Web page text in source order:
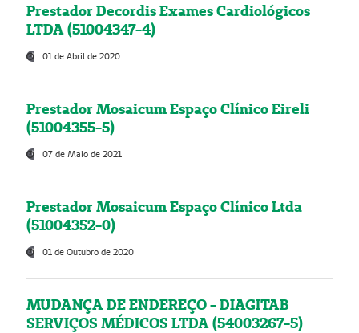
Prestador Decordis Exames Cardiológicos
LTDA (51004347-4)
01 de Abril de 2020
Prestador Mosaicum Espaço Clínico Eireli
(51004355-5)
07 de Maio de 2021
Prestador Mosaicum Espaço Clínico Ltda
(51004352-0)
01 de Outubro de 2020
MUDANÇA DE ENDEREÇO - DIAGITAB
SERVIÇOS MÉDICOS LTDA (54003267-5)